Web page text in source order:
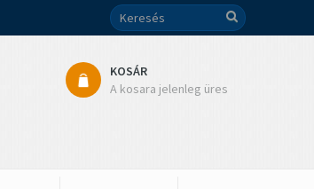
KOSÁR
A kosara jelenleg üres